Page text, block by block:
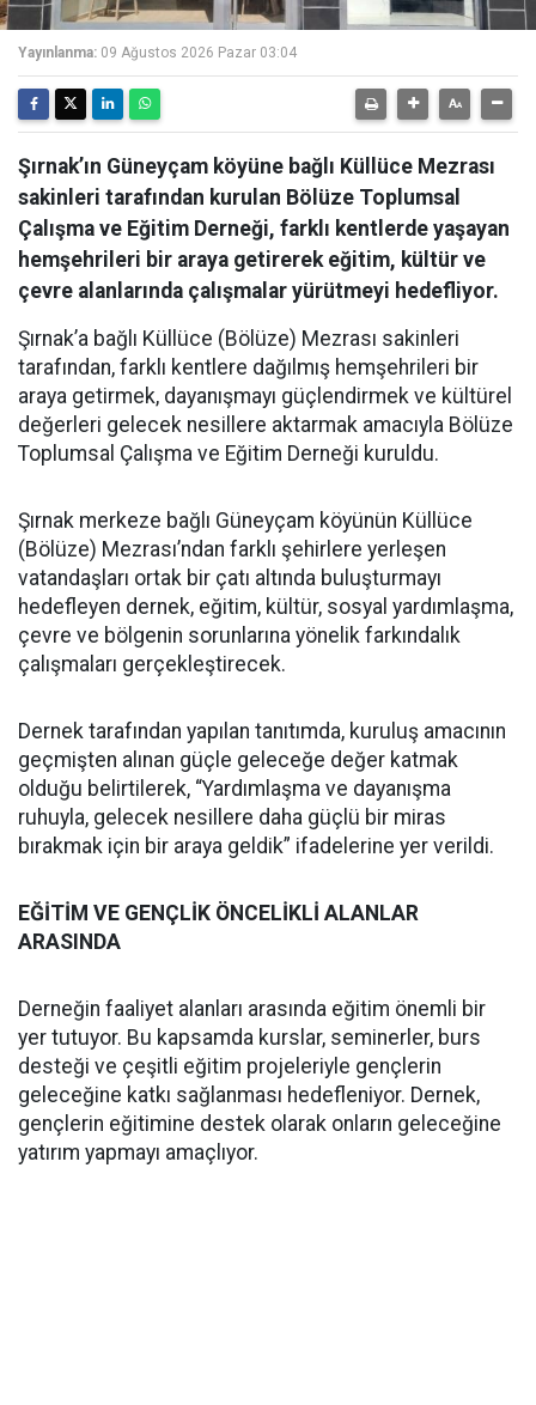
Yayınlanma: 09 Ağustos 2026 Pazar 03:04
Şırnak’ın Güneyçam köyüne bağlı Küllüce Mezrası
sakinleri tarafından kurulan Bölüze Toplumsal
Çalışma ve Eğitim Derneği, farklı kentlerde yaşayan
hemşehrileri bir araya getirerek eğitim, kültür ve
çevre alanlarında çalışmalar yürütmeyi hedefliyor.
Şırnak’a bağlı Küllüce (Bölüze) Mezrası sakinleri
tarafından, farklı kentlere dağılmış hemşehrileri bir
araya getirmek, dayanışmayı güçlendirmek ve kültürel
değerleri gelecek nesillere aktarmak amacıyla Bölüze
Toplumsal Çalışma ve Eğitim Derneği kuruldu.
Şırnak merkeze bağlı Güneyçam köyünün Küllüce
(Bölüze) Mezrası’ndan farklı şehirlere yerleşen
vatandaşları ortak bir çatı altında buluşturmayı
hedefleyen dernek, eğitim, kültür, sosyal yardımlaşma,
çevre ve bölgenin sorunlarına yönelik farkındalık
çalışmaları gerçekleştirecek.
Dernek tarafından yapılan tanıtımda, kuruluş amacının
geçmişten alınan güçle geleceğe değer katmak
olduğu belirtilerek, “Yardımlaşma ve dayanışma
ruhuyla, gelecek nesillere daha güçlü bir miras
bırakmak için bir araya geldik” ifadelerine yer verildi.
EĞİTİM VE GENÇLİK ÖNCELİKLİ ALANLAR
ARASINDA
Derneğin faaliyet alanları arasında eğitim önemli bir
yer tutuyor. Bu kapsamda kurslar, seminerler, burs
desteği ve çeşitli eğitim projeleriyle gençlerin
geleceğine katkı sağlanması hedefleniyor. Dernek,
gençlerin eğitimine destek olarak onların geleceğine
yatırım yapmayı amaçlıyor.